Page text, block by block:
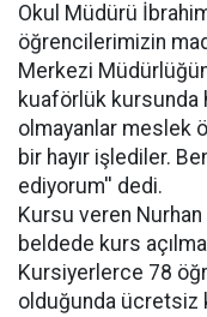
Okul Müdürü
öğrencilerimizin
Merkezi
kuaförlük kursunda
olmayanlar meslek
bir hayır işlediler.
ediyorum'' dedi.
Kursu veren
beldede kurs
Kursiyerlerce 78
olduğunda ücretsiz